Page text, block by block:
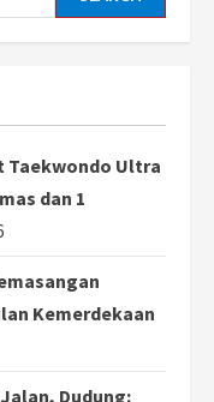
Taekwondo Ultra
dan 1
Kemerdekaan
Dudung: